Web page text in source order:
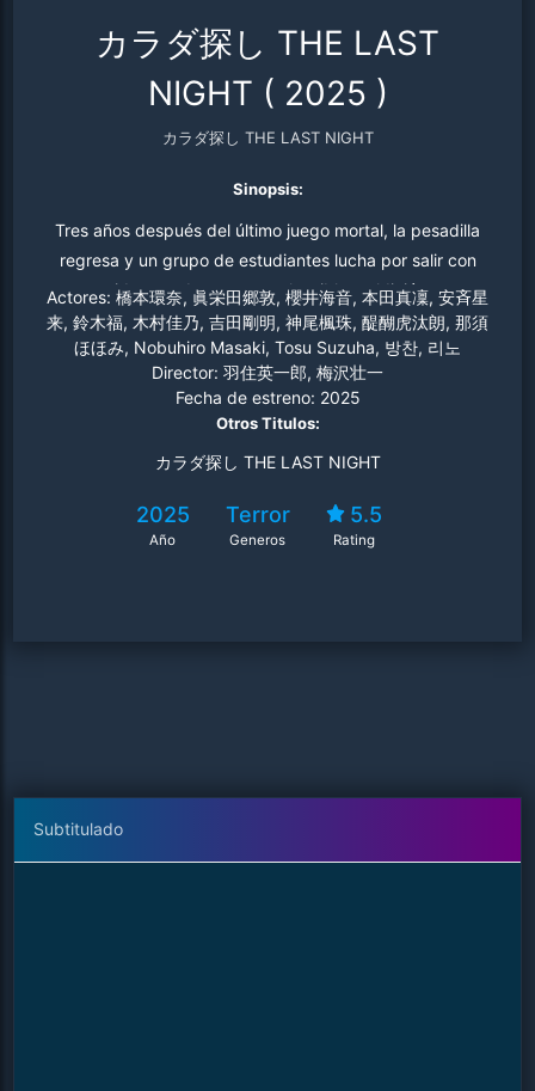
カラダ探し THE LAST
NIGHT ( 2025 )
カラダ探し THE LAST NIGHT
Sinopsis:
Tres años después del último juego mortal, la pesadilla
regresa y un grupo de estudiantes lucha por salir con
vida y acabar con esta horrible maldición.
Actores: 橋本環奈, 眞栄田郷敦, 櫻井海音, 本田真凜, 安斉星
来, 鈴木福, 木村佳乃, 吉田剛明, 神尾楓珠, 醍醐虎汰朗, 那須
ほほみ, Nobuhiro Masaki, Tosu Suzuha, 방찬, 리노
Director: 羽住英一郎, 梅沢壮一
Fecha de estreno: 2025
Otros Titulos:
カラダ探し THE LAST NIGHT
2025
Año
Terror
Generos
5.5
Rating
Subtitulado